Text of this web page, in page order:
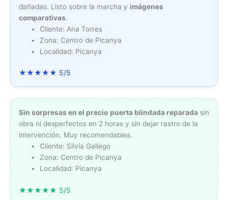
dañadas. Listo sobre la marcha y imágenes
comparativas.
Cliente: Ana Torres
Zona: Centro de Picanya
Localidad: Picanya
★★★★★ 5/5
Sin sorpresas en el precio puerta blindada reparada sin
obra ni desperfectos en 2 horas y sin dejar rastro de la
intervención. Muy recomendables.
Cliente: Silvia Gallego
Zona: Centro de Picanya
Localidad: Picanya
★★★★★ 5/5